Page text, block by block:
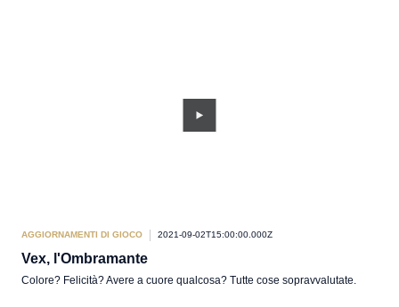
AGGIORNAMENTI DI GIOCO 2021-09-02T15:00:00.000Z
Vex, l'Ombramante
Colore? Felicità? Avere a cuore qualcosa? Tutte cose sopravvalutate.